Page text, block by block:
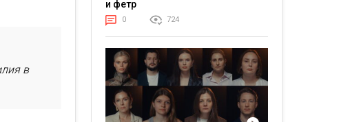
в
и фетр
0 724